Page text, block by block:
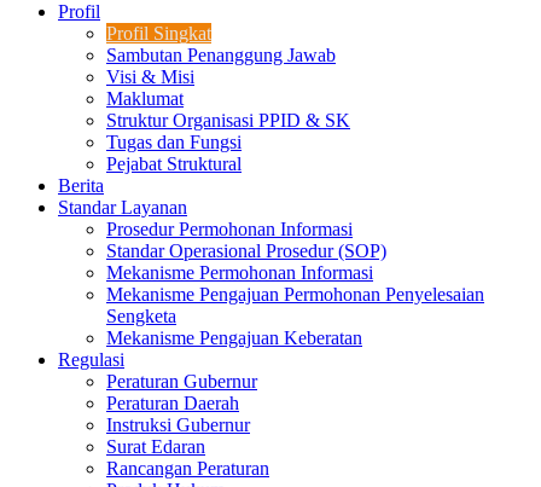
Profil
Profil Singkat
Sambutan Penanggung Jawab
Visi & Misi
Maklumat
Struktur Organisasi PPID & SK
Tugas dan Fungsi
Pejabat Struktural
Berita
Standar Layanan
Prosedur Permohonan Informasi
Standar Operasional Prosedur (SOP)
Mekanisme Permohonan Informasi
Mekanisme Pengajuan Permohonan Penyelesaian
Sengketa
Mekanisme Pengajuan Keberatan
Regulasi
Peraturan Gubernur
Peraturan Daerah
Instruksi Gubernur
Surat Edaran
Rancangan Peraturan